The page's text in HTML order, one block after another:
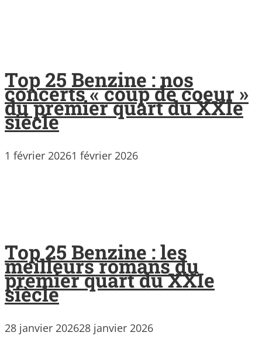
Top 25 Benzine : nos
concerts « coup de coeur »
du premier quart du XXIe
siècle
1 février 20261 février 2026
Top 25 Benzine : les
meilleurs romans du
premier quart du XXIe
siècle
28 janvier 202628 janvier 2026